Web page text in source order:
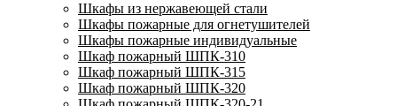
Шкафы из нержавеющей стали
Шкафы пожарные для огнетушителей
Шкафы пожарные индивидуальные
Шкаф пожарный ШПК-310
Шкаф пожарный ШПК-315
Шкаф пожарный ШПК-320